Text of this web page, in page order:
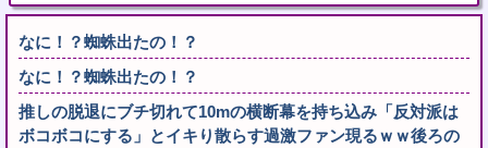
なに！？蜘蛛出たの！？
なに！？蜘蛛出たの！？
推しの脱退にブチ切れて10mの横断幕を持ち込み「反対派は
ボコボコにする」とイキり散らす過激ファン現るｗｗ後ろの